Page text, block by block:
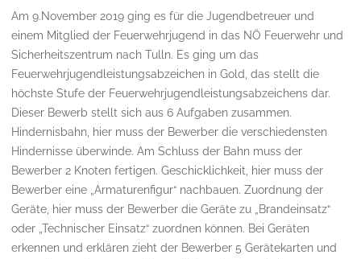
Am 9.November 2019 ging es für die Jugendbetreuer und
einem Mitglied der Feuerwehrjugend in das NÖ Feuerwehr und
Sicherheitszentrum nach Tulln. Es ging um das
Feuerwehrjugendleistungsabzeichen in Gold, das stellt die
höchste Stufe der Feuerwehrjugendleistungsabzeichens dar.
Dieser Bewerb stellt sich aus 6 Aufgaben zusammen.
Hindernisbahn, hier muss der Bewerber die verschiedensten
Hindernisse überwinde. Am Schluss der Bahn muss der
Bewerber 2 Knoten fertigen. Geschicklichkeit, hier muss der
Bewerber eine „Armaturenfigur“ nachbauen. Zuordnung der
Geräte, hier muss der Bewerber die Geräte zu „Brandeinsatz“
oder „Technischer Einsatz“ zuordnen können. Bei Geräten
erkennen und erklären zieht der Bewerber 5 Gerätekarten und